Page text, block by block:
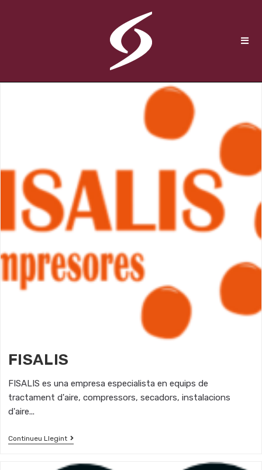
FISALIS
FISALIS es una empresa especialista en equips de
tractament d'aire, compressors, secadors, instalacions
d'aire...
Continueu Llegint